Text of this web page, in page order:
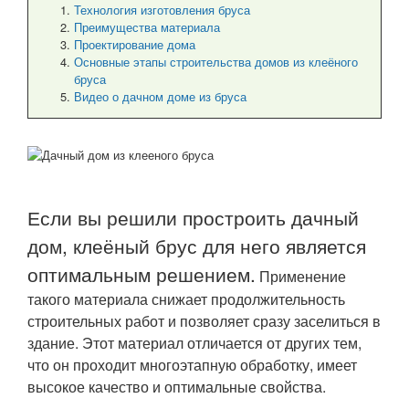
Технология изготовления бруса
Преимущества материала
Проектирование дома
Основные этапы строительства домов из клеёного
бруса
Видео о дачном доме из бруса
Если вы решили простроить дачный
дом, клеёный брус для него является
оптимальным решением. Применение
такого материала снижает продолжительность
строительных работ и позволяет сразу заселиться в
здание. Этот материал отличается от других тем,
что он проходит многоэтапную обработку, имеет
высокое качество и оптимальные свойства.